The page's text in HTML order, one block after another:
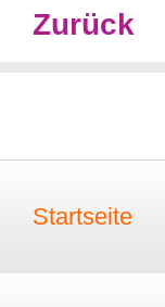
Zurück
Startseite